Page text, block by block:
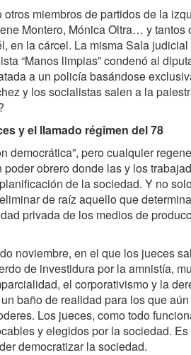
miembros de partidos de la
Montero, Mónica Oltra… y
en la cárcel. La misma Sala
“Manos limpias” condenó al
a un policía basándose
y los socialistas salen a la
y el llamado régimen del 78
democrática”, pero cualquier
obrero donde las y los
de la sociedad. Y no
de raíz aquello que
privada de los medios de
noviembre, en el que los jueces
de investidura por la amnistía,
el corporativismo y la
baño de realidad para los que
Los jueces, como todo
y elegidos por la sociedad.
democratizar la sociedad.